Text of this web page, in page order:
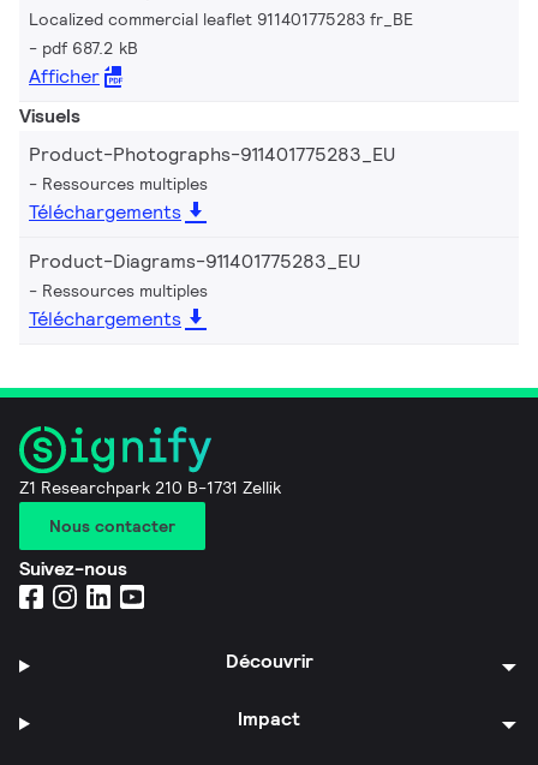
Localized commercial leaflet 911401775283 fr_BE
pdf 687.2 kB
Afficher
Visuels
Product-Photographs-911401775283_EU
Ressources multiples
Téléchargements
Product-Diagrams-911401775283_EU
Ressources multiples
Téléchargements
Z1 Researchpark 210 B-1731 Zellik
Nous contacter
Suivez-nous
Découvrir
Impact